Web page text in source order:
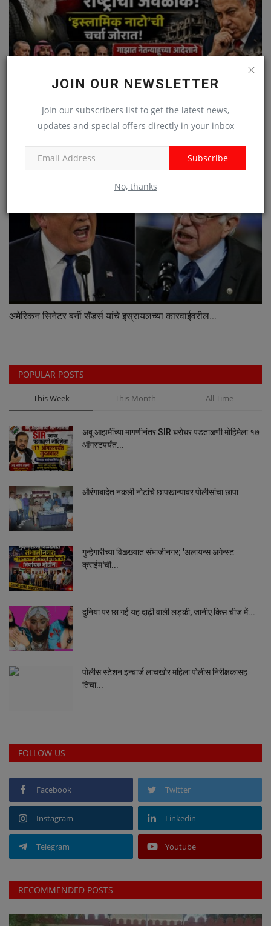
JOIN OUR NEWSLETTER
Join our subscribers list to get the latest news,
updates and special offers directly in your inbox
Subscribe
No, thanks
इराण-अमेरिका युद्धामुळे दिग्गज मुस्लिम राष्ट्रांमध्ये वाढती...
अमेरिकन सिनेटर बर्नी सँडर्स यांचे इस्रायलच्या कारवाईवरील...
POPULAR POSTS
This Week This Month All Time
अबू आझमींच्या मागणीनंतर SIR घरोघर पडताळणी मोहिमेला १७
ऑगस्टपर्यंत...
औरंगाबादेत नकली नोटांचे छापखान्यावर पोलीसांचा छापा
गुन्हेगारीच्या विळख्यात संभाजीनगर; 'अलायन्स अगेन्स्ट
क्राईम'ची...
दुनिया पर छा गई यह दाढ़ी वाली लड़की, जानीए किस चीज में...
पोलीस स्टेशन इन्चार्ज लाचखोर महिला पोलीस निरीक्षकासह
तिचा...
FOLLOW US
Facebook Twitter
Instagram Linkedin
Telegram Youtube
RECOMMENDED POSTS